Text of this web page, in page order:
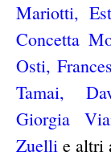
Mariotti,
Concetta
Osti,
Tamai,
Giorgia
Zuelli e altri